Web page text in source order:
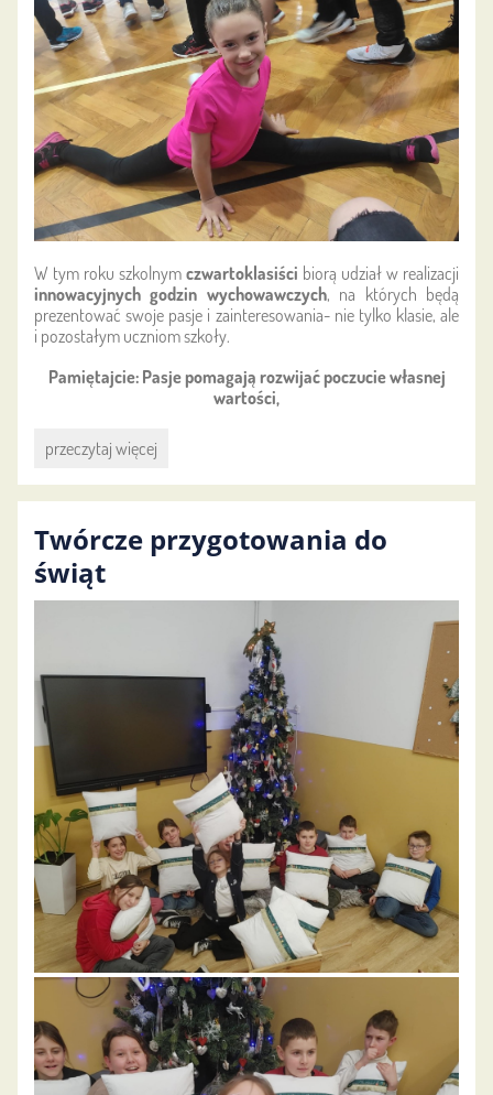
W tym roku szkolnym czwartoklasiści biorą udział w realizacji
innowacyjnych godzin wychowawczych, na których będą
prezentować swoje pasje i zainteresowania- nie tylko klasie, ale
i pozostałym uczniom szkoły.
Pamiętajcie: Pasje pomagają rozwijać poczucie własnej
wartości,
Pasje
pożyteczne
cz.
4:
przeczytaj więcej
Twórcze przygotowania do
świąt